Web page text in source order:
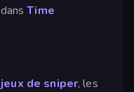
dansTime
jeux de sniper, les